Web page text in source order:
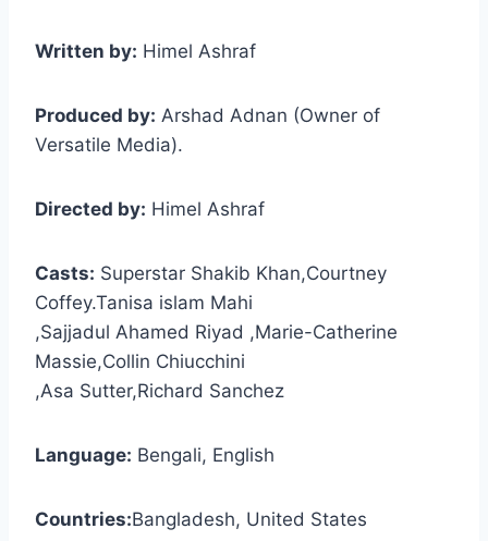
Written by: Himel Ashraf
Produced by: Arshad Adnan (Owner of
Versatile Media).
Directed by: Himel Ashraf
Casts: Superstar Shakib Khan,Courtney
Coffey.Tanisa islam Mahi
,Sajjadul Ahamed Riyad ,Marie-Catherine
Massie,Collin Chiucchini
,Asa Sutter,Richard Sanchez
Language: Bengali, English
Countries:Bangladesh, United States